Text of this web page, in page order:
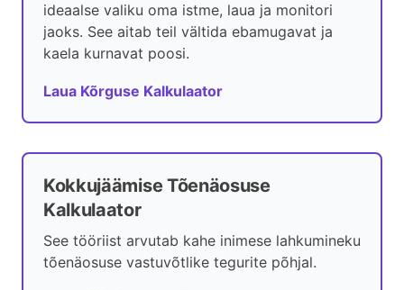
ideaalse valiku oma istme, laua ja monitori
jaoks. See aitab teil vältida ebamugavat ja
kaela kurnavat poosi.
Laua Kõrguse Kalkulaator
Kokkujäämise Tõenäosuse
Kalkulaator
See tööriist arvutab kahe inimese lahkumineku
tõenäosuse vastuvõtlike tegurite põhjal.